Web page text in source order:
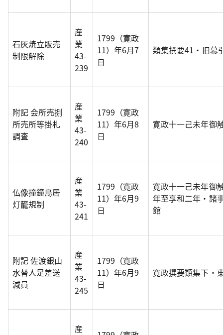
石灰焼立販売
制限解除
産
業
43-
239
1799（寛政
11）年6月7
日
類集撰要41・旧幕
附記 会所売捌
所売所等掛札
調査
産
業
43-
240
1799（寛政
11）年6月8
日
寛政十一己未年御
仏像撞鐘鳥居
灯籠規制
産
業
43-
241
1799（寛政
11）年6月9
日
寛政十一己未年御
年至享和二年・諸
館
附記 佐渡銀山
水替人足差送
減員
産
業
43-
245
1799（寛政
11）年6月9
日
寛政撰要類集下・
産